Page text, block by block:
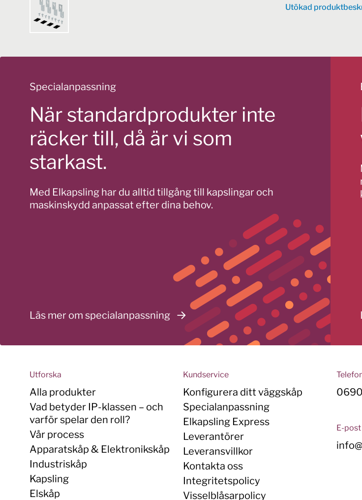
Utökad
Specialanpassning
När standardprodukter inte
räcker till, då är vi som
starkast.
Med Elkapsling har du alltid tillgång till kapslingar och
maskinskydd anpassat efter dina behov.
Läs mer om specialanpassning
Utforska
Alla produkter
Vad betyder IP-klassen – och
varför spelar den roll?
Vår process
Apparatskåp & Elektronikskåp
Industriskåp
Kapsling
Elskåp
Kundservice
Konfigurera ditt väggskåp
Specialanpassning
Elkapsling Express
Leverantörer
Leveransvillkor
Kontakta oss
Integritetspolicy
Visselblåsarpolicy
E-post